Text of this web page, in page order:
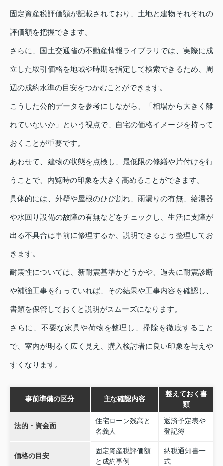
固定資産税評価額が記載されており、土地と建物それぞれの
評価額を把握できます。
さらに、国土交通省の不動産情報ライブラリでは、実際に成
立した取引価格を地域や時期を指定して検索できるため、周
辺の成約水準の目安をつかむことができます。
こうした公的データを参考にしながら、「相場から大きく離
れていないか」という視点で、自宅の価格イメージを持って
おくことが重要です。
あわせて、建物の状態を点検し、最低限の修繕や片付けを行
うことで、内覧時の印象を大きく高めることができます。
具体的には、外壁や屋根のひび割れ、雨漏りの有無、給湯器
や水回り設備の故障の有無などをチェックし、生活に支障が
出る不具合は事前に修理するか、説明できるよう整理してお
きます。
耐震性については、新耐震基準かどうかや、過去に耐震診断
や補強工事を行っていれば、その結果や工事内容を確認し、
書類を保管しておくと説明がスムーズになります。
さらに、不要な家具や荷物を整理し、掃除を徹底すること
で、室内が明るく広く見え、購入検討者に良い印象を与えや
すくなります。
事前準備の区分 主な確認内容
整えておく書
類
法的・資金面
住宅ローン残高と
名義人
返済予定表や
登記簿
価格の目安
固定資産税評価額
と成約事例
納税通知書一
式